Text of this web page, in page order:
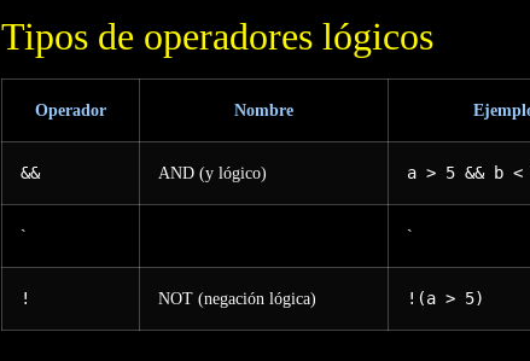
Tipos de operadores lógicos
Operador Nombre
&& AND (y lógico) a > 5 && b <
` `
! NOT (negación lógica) !(a > 5)